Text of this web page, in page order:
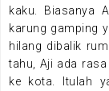
kaku. Biasanya
karung gamping
hilang dibalik
tahu, Aji ada
ke kota. Itulah